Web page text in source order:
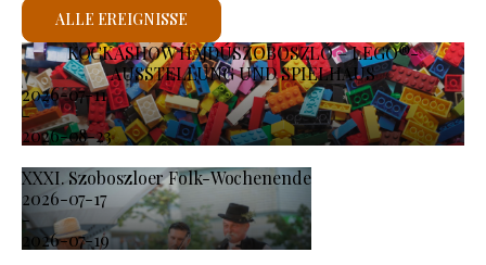
KOCKASHOW HAJDÚSZOBOSZLÓ – LEGO®-
AUSSTELLUNG UND SPIELHAUS
2026-07-11
-
2026-08-23
XXXI. Szoboszloer Folk-Wochenende
2026-07-17
-
2026-07-19
ALLE EREIGNISSE